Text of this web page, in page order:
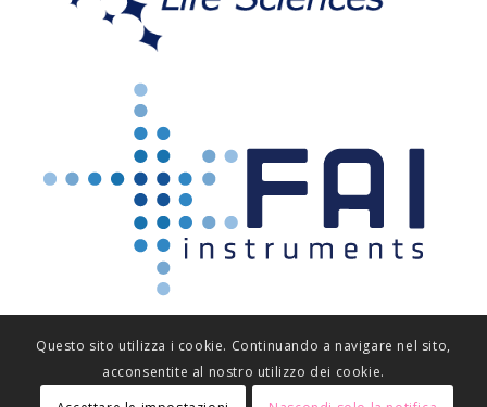
Questo sito utilizza i cookie. Continuando a navigare nel sito,
acconsentite al nostro utilizzo dei cookie.